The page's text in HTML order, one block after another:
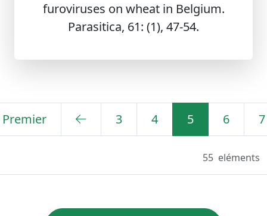
furoviruses on wheat in Belgium.
Parasitica, 61: (1), 47-54.
Premier 3 4 5 6 7
55 eléments